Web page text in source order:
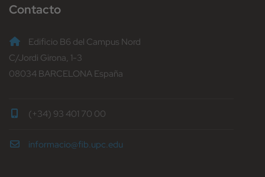
Contacto
Edificio B6 del Campus Nord
C/Jordi Girona, 1-3
08034 BARCELONA España
(+34) 93 401 70 00
informacio@fib.upc.edu